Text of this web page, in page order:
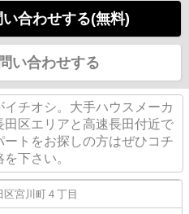
合わせする(無料)
い合わせする
イチオシ。大手ハウスメーカ
区エリアと高速長田付近で
トをお探しの方はぜひコチ
下さい。
区宮川町 ４丁目